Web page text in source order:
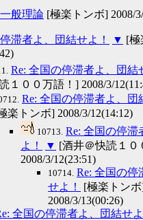
般理論 [極楽トンボ] 2008/
滞者よ、団結せよ！ ▼ [極
Re: 全国の停滞者よ、団結
１００万語！] 2008/3/
Re: 全国の停滞者よ、団
楽トンボ] 2008/3/12(14:12)
10713. Re: 全国の停滞
よ！
▼ [酒井＠快読１０
2008/3/12(23:51)
10714. Re: 全国の停
せよ！
[極楽トン
2008/3/13(00:26)
全国の停滞者よ、団結せよ